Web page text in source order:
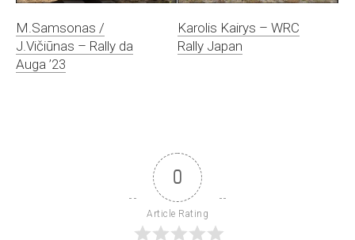
M.Samsonas /
J.Vičiūnas – Rally da
Auga ’23
Karolis Kairys – WRC
Rally Japan
0
Article Rating